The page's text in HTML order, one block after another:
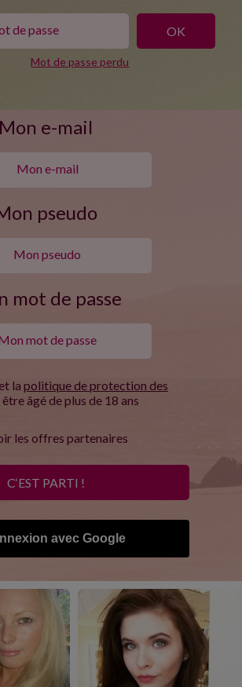
Mot de passe perdu
Mon e-mail
pseudo
mot de passe
la politique de protection des
âgé de plus de 18 ans
les offres partenaires
C‘EST PARTI !
avec Google